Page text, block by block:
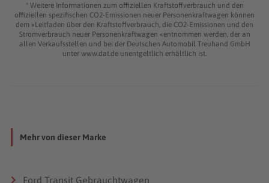
Zylinder/Ventile
4/16
350 bei 1.450; 385 bei 1.600
* Weitere Informationen zum offiziellen Kraftstoffverbrauch und den
offiziellen spezifischen CO2-Emissionen neuer Personenkraftwagen können
dem »Leitfaden über den Kraftstoffverbrauch, die CO2-Emissionen und den
Stromverbrauch neuer Personenkraftwagen «entnommen werden, der an
allen Verkaufsstellen und bei der Deutschen Automobil Treuhand GmbH
unter www.dat.de unentgeltlich erhältlich ist.
Mehr von dieser Marke
Ford Transit Gebrauchtwagen